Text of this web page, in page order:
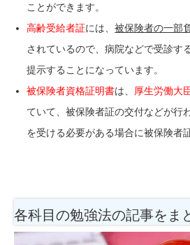
ことができます。
高齢受給者証には、被保険者の一部
されているので、病院などで受診す
提示することになっています。
被保険者資格証明書は、 厚生労働大
ていて、被保険者証の交付などが行
を受ける必要がある場合に被保険者
各科目の勉強法の記事をま